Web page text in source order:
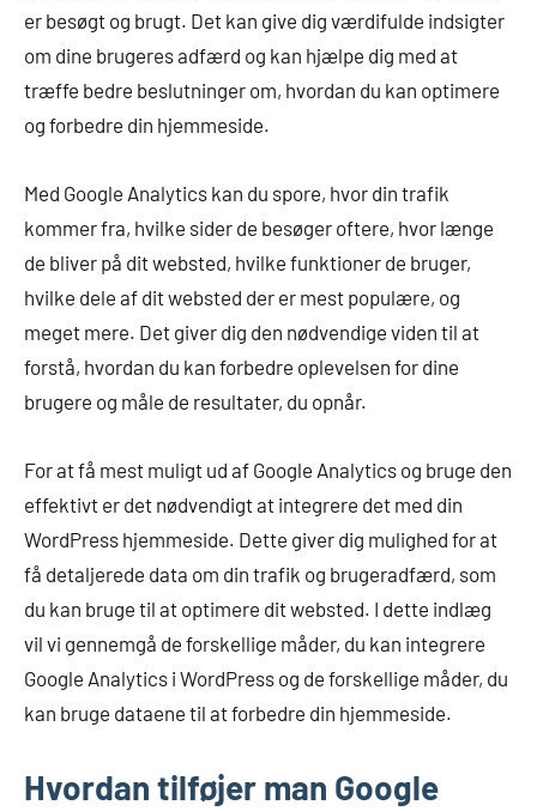
er besøgt og brugt. Det kan give dig værdifulde indsigter
om dine brugeres adfærd og kan hjælpe dig med at
træffe bedre beslutninger om, hvordan du kan optimere
og forbedre din hjemmeside.
Med Google Analytics kan du spore, hvor din trafik
kommer fra, hvilke sider de besøger oftere, hvor længe
de bliver på dit websted, hvilke funktioner de bruger,
hvilke dele af dit websted der er mest populære, og
meget mere. Det giver dig den nødvendige viden til at
forstå, hvordan du kan forbedre oplevelsen for dine
brugere og måle de resultater, du opnår.
For at få mest muligt ud af Google Analytics og bruge den
effektivt er det nødvendigt at integrere det med din
WordPress hjemmeside. Dette giver dig mulighed for at
få detaljerede data om din trafik og brugeradfærd, som
du kan bruge til at optimere dit websted. I dette indlæg
vil vi gennemgå de forskellige måder, du kan integrere
Google Analytics i WordPress og de forskellige måder, du
kan bruge dataene til at forbedre din hjemmeside.
Hvordan tilføjer man Google